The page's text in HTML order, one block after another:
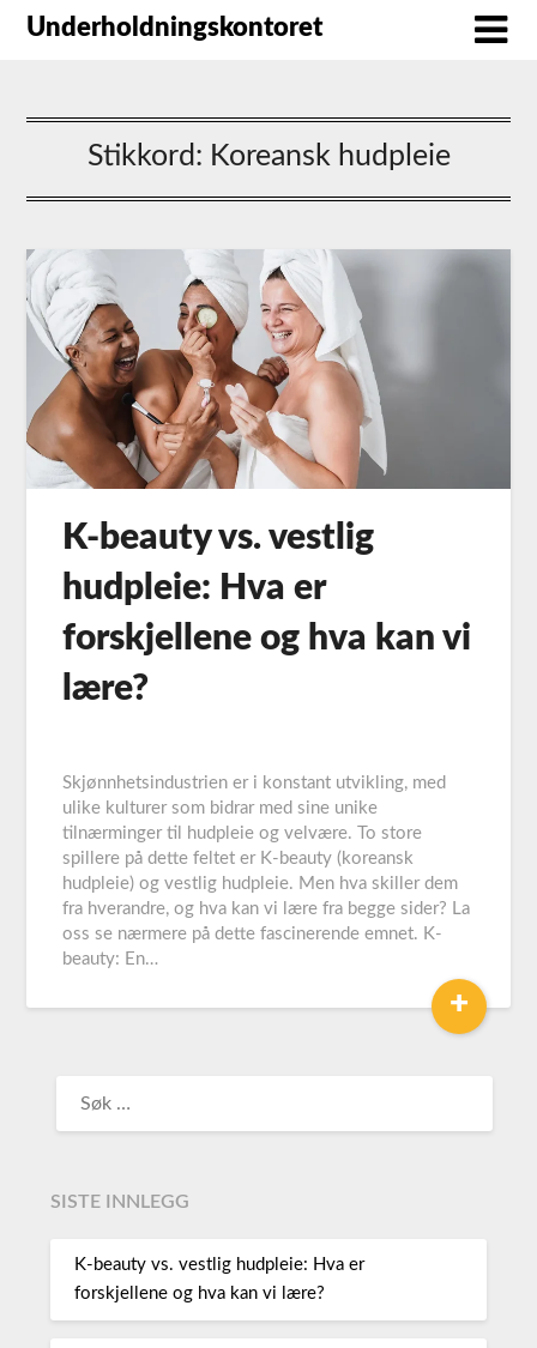
Underholdningskontoret
Stikkord: Koreansk hudpleie
K-beauty vs. vestlig
hudpleie: Hva er
forskjellene og hva kan vi
lære?
Skjønnhetsindustrien er i konstant utvikling, med
ulike kulturer som bidrar med sine unike
tilnærminger til hudpleie og velvære. To store
spillere på dette feltet er K-beauty (koreansk
hudpleie) og vestlig hudpleie. Men hva skiller dem
fra hverandre, og hva kan vi lære fra begge sider? La
oss se nærmere på dette fascinerende emnet. K-
beauty: En…
+
SISTE INNLEGG
K-beauty vs. vestlig hudpleie: Hva er
forskjellene og hva kan vi lære?